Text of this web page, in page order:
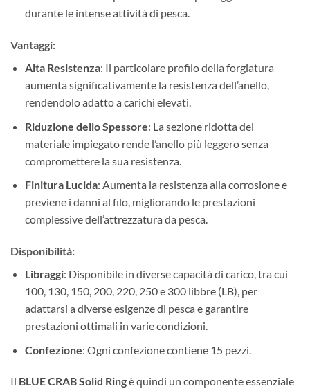
durante le intense attività di pesca.
Vantaggi:
Alta Resistenza: Il particolare profilo della forgiatura
aumenta significativamente la resistenza dell’anello,
rendendolo adatto a carichi elevati.
Riduzione dello Spessore: La sezione ridotta del
materiale impiegato rende l’anello più leggero senza
compromettere la sua resistenza.
Finitura Lucida: Aumenta la resistenza alla corrosione e
previene i danni al filo, migliorando le prestazioni
complessive dell’attrezzatura da pesca.
Disponibilità:
Libraggi: Disponibile in diverse capacità di carico, tra cui
100, 130, 150, 200, 220, 250 e 300 libbre (LB), per
adattarsi a diverse esigenze di pesca e garantire
prestazioni ottimali in varie condizioni.
Confezione: Ogni confezione contiene 15 pezzi.
Il BLUE CRAB Solid Ringè quindi un componente essenziale